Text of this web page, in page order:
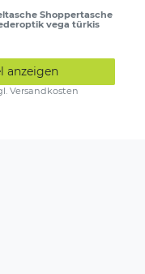
Shoppertasche
vega türkis
anzeigen
Versandkosten